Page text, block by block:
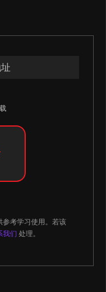
参考学习使用。若该
我们 处理。